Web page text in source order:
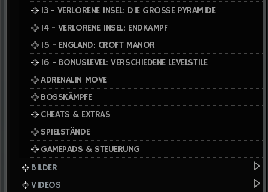
13 - VERLORENE INSEL: DIE GROSSE PYRAMIDE
14 - VERLORENE INSEL: ENDKAMPF
15 - ENGLAND: CROFT MANOR
16 - BONUSLEVEL: VERSCHIEDENE LEVELSTILE
ADRENALIN MOVE
BOSSKÄMPFE
CHEATS & EXTRAS
SPIELSTÄNDE
GAMEPADS & STEUERUNG
BILDER
VIDEOS